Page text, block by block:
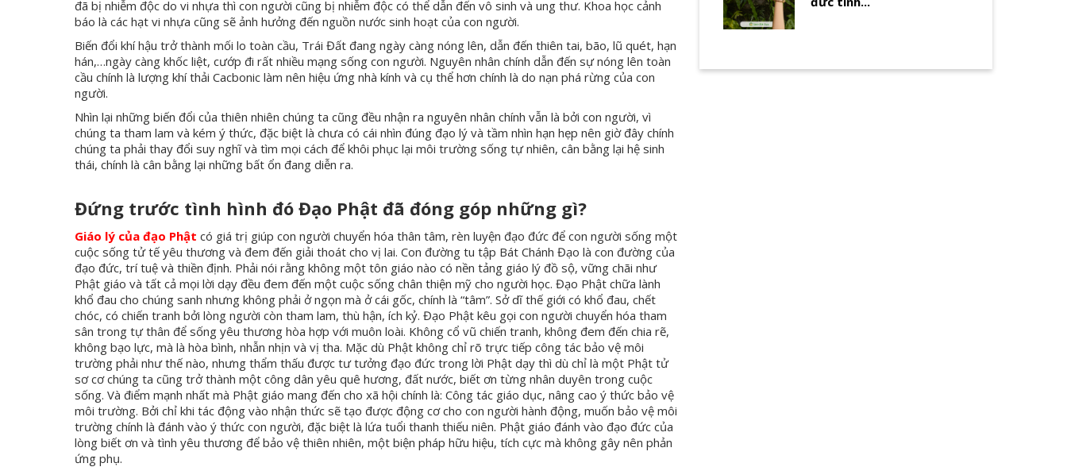
đã bị nhiễm độc do vi nhựa thì con người cũng bị nhiễm độc có thể dẫn đến vô sinh và ung thư. Khoa học cảnh
báo là các hạt vi nhựa cũng sẽ ảnh hưởng đến nguồn nước sinh hoạt của con người.
Biến đổi khí hậu trở thành mối lo toàn cầu, Trái Đất đang ngày càng nóng lên, dẫn đến thiên tai, bão, lũ quét, hạn
hán,…ngày càng khốc liệt, cướp đi rất nhiều mạng sống con người. Nguyên nhân chính dẫn đến sự nóng lên toàn
cầu chính là lượng khí thải Cacbonic làm nên hiệu ứng nhà kính và cụ thể hơn chính là do nạn phá rừng của con
người.
Nhìn lại những biến đổi của thiên nhiên chúng ta cũng đều nhận ra nguyên nhân chính vẫn là bởi con người, vì
chúng ta tham lam và kém ý thức, đặc biệt là chưa có cái nhìn đúng đạo lý và tầm nhìn hạn hẹp nên giờ đây chính
chúng ta phải thay đổi suy nghĩ và tìm mọi cách để khôi phục lại môi trường sống tự nhiên, cân bằng lại hệ sinh
thái, chính là cân bằng lại những bất ổn đang diễn ra.
Đứng trước tình hình đó Đạo Phật đã đóng góp những gì?
Giáo lý của đạo Phật có giá trị giúp con người chuyển hóa thân tâm, rèn luyện đạo đức để con người sống một
cuộc sống tử tế yêu thương và đem đến giải thoát cho vị lai. Con đường tu tập Bát Chánh Đạo là con đường của
đạo đức, trí tuệ và thiền định. Phải nói rằng không một tôn giáo nào có nền tảng giáo lý đồ sộ, vững chãi như
Phật giáo và tất cả mọi lời dạy đều đem đến một cuộc sống chân thiện mỹ cho người học. Đạo Phật chữa lành
khổ đau cho chúng sanh nhưng không phải ở ngọn mà ở cái gốc, chính là “tâm”. Sở dĩ thế giới có khổ đau, chết
chóc, có chiến tranh bởi lòng người còn tham lam, thù hận, ích kỷ. Đạo Phật kêu gọi con người chuyển hóa tham
sân trong tự thân để sống yêu thương hòa hợp với muôn loài. Không cổ vũ chiến tranh, không đem đến chia rẽ,
không bạo lực, mà là hòa bình, nhẫn nhịn và vị tha. Mặc dù Phật không chỉ rõ trực tiếp công tác bảo vệ môi
trường phải như thế nào, nhưng thẩm thấu được tư tưởng đạo đức trong lời Phật dạy thì dù chỉ là một Phật tử
sơ cơ chúng ta cũng trở thành một công dân yêu quê hương, đất nước, biết ơn từng nhân duyên trong cuộc
sống. Và điểm mạnh nhất mà Phật giáo mang đến cho xã hội chính là: Công tác giáo dục, nâng cao ý thức bảo vệ
môi trường. Bởi chỉ khi tác động vào nhận thức sẽ tạo được động cơ cho con người hành động, muốn bảo vệ môi
trường chính là đánh vào ý thức con người, đặc biệt là lứa tuổi thanh thiếu niên. Phật giáo đánh vào đạo đức của
lòng biết ơn và tình yêu thương để bảo vệ thiên nhiên, một biện pháp hữu hiệu, tích cực mà không gây nên phản
ứng phụ.